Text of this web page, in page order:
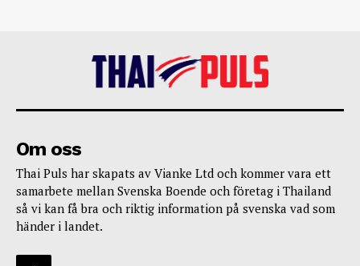
Om oss
Thai Puls har skapats av Vianke Ltd och kommer vara ett
samarbete mellan Svenska Boende och företag i Thailand
så vi kan få bra och riktig information på svenska vad som
händer i landet.